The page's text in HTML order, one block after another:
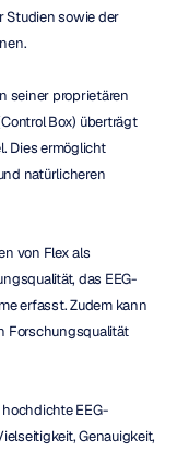
Studien sowie der
seiner proprietären
Box) überträgt
Dies ermöglicht
natürlicheren
von Flex als
das EEG-
erfasst. Zudem kann
Forschungsqualität
EEG-
Genauigkeit,